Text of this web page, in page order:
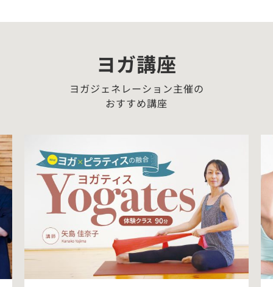
ヨガ講座
ヨガジェネレーション主催の
おすすめ講座